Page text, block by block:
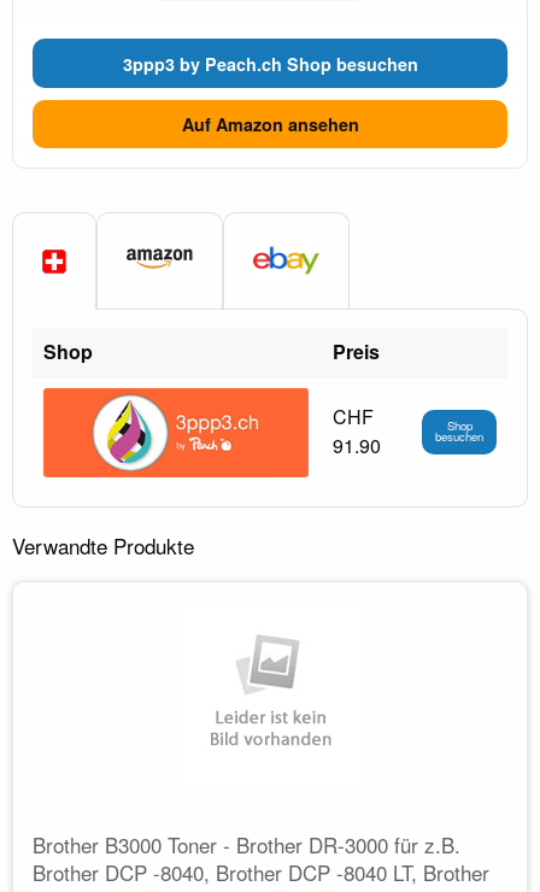
3ppp3 by Peach.ch Shop besuchen
Auf Amazon ansehen
Shop Preis
CHF
91.90
Shop
besuchen
Verwandte Produkte
Brother B3000 Toner - Brother DR-3000 für z.B.
Brother DCP -8040, Brother DCP -8040 LT, Brother